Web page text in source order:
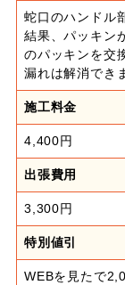
蛇口のハンドル
結果、パッキン
のパッキンを交
漏れは解消でき
施工料金
4,400円
出張費用
3,300円
特別値引
WEBを見たで